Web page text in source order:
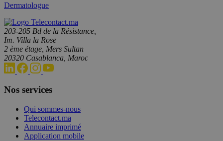
Dermatologue
203-205 Bd de la Résistance,
Im. Villa la Rose
2 ème étage, Mers Sultan
20320 Casablanca, Maroc
Nos services
Qui sommes-nous
Telecontact.ma
Annuaire imprimé
Application mobile